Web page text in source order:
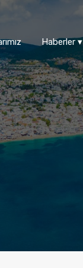
Haberler ▾